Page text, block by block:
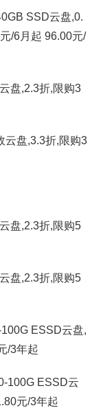
SSD云盘,0.
/6月起 96.00元/
盘,2.3折,限购3
云盘,3.3折,限购3
盘,2.3折,限购5
盘,2.3折,限购5
ESSD云盘,
/3年起
100G ESSD云
元/3年起